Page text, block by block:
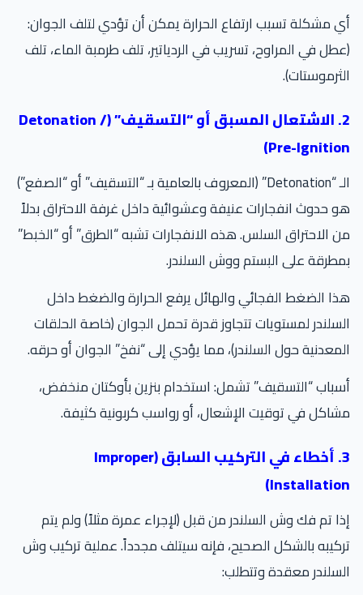
مشكلة تسبب ارتفاع الحرارة يمكن أن تؤدي لتلف الجوان:
في المراوح، تسريب في الردياتير، تلف طرمبة الماء، تلف
2. الاشتعال المسبق أو “التسقيف” (Detonation /
Pre-
الـ “Detonation” (المعروف بالعامية بـ “التسقيف” أو “الصفع”)
حدوث انفجارات عنيفة وعشوائية داخل غرفة الاحتراق بدلاً
الاحتراق السلس. هذه الانفجارات تشبه “الطرق” أو “الخبط”
على البستم ووش السلندر.
الضغط الفجائي والهائل يرفع الحرارة والضغط داخل
لمستويات تتجاوز قدرة تحمل الجوان (خاصة الحلقات
حول السلندر)، مما يؤدي إلى “نفخ” الجوان أو حرقه.
“التسقيف” تشمل: استخدام بنزين بأوكتان منخفض،
في توقيت الإشعال، أو رواسب كربونية كثيفة.
3. أخطاء في التركيب السابق (Improper
تم فك وش السلندر من قبل (لإجراء عمرة مثلاً) ولم يتم
بالشكل الصحيح، فإنه سيتلف مجدداً. عملية تركيب وش
معقدة وتتطلب: